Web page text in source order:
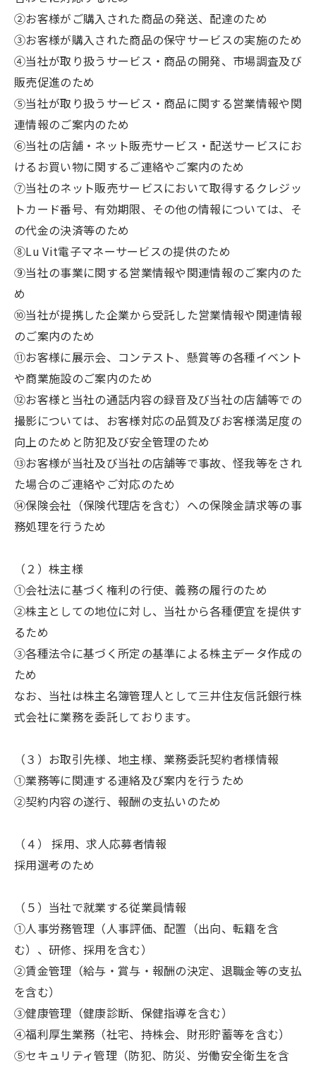
②お客様がご購入された商品の発送、配達のため
③お客様が購入された商品の保守サービスの実施のため
④当社が取り扱うサービス・商品の開発、市場調査及び
販売促進のため
⑤当社が取り扱うサービス・商品に関する営業情報や関
連情報のご案内のため
⑥当社の店舗・ネット販売サービス・配送サービスにお
けるお買い物に関するご連絡やご案内のため
⑦当社のネット販売サービスにおいて取得するクレジッ
トカード番号、有効期限、その他の情報については、そ
の代金の決済等のため
⑧Lu Vit電子マネーサービスの提供のため
⑨当社の事業に関する営業情報や関連情報のご案内のた
め
⑩当社が提携した企業から受託した営業情報や関連情報
のご案内のため
⑪お客様に展示会、コンテスト、懸賞等の各種イベント
や商業施設のご案内のため
⑫お客様と当社の通話内容の録音及び当社の店舗等での
撮影については、お客様対応の品質及びお客様満足度の
向上のためと防犯及び安全管理のため
⑬お客様が当社及び当社の店舗等で事故、怪我等をされ
た場合のご連絡やご対応のため
⑭保険会社（保険代理店を含む）への保険金請求等の事
務処理を行うため
（２）株主様
①会社法に基づく権利の行使、義務の履行のため
②株主としての地位に対し、当社から各種便宜を提供す
るため
③各種法令に基づく所定の基準による株主データ作成の
ため
なお、当社は株主名簿管理人として三井住友信託銀行株
式会社に業務を委託しております。
（３）お取引先様、地主様、業務委託契約者様情報
①業務等に関連する連絡及び案内を行うため
②契約内容の遂行、報酬の支払いのため
（４） 採用、求人応募者情報
採用選考のため
（５）当社で就業する従業員情報
①人事労務管理（人事評価、配置（出向、転籍を含
む）、研修、採用を含む）
②賃金管理（給与・賞与・報酬の決定、退職金等の支払
を含む）
③健康管理（健康診断、保健指導を含む）
④福利厚生業務（社宅、持株会、財形貯蓄等を含む）
⑤セキュリティ管理（防犯、防災、労働安全衛生を含